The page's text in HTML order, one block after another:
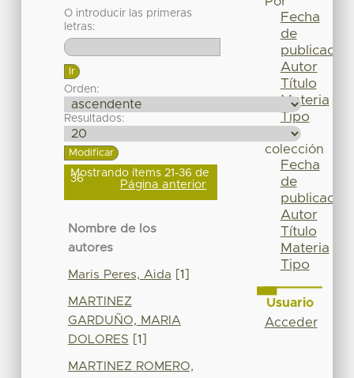
O introducir las primeras
letras:
Orden:
Resultados:
Mostrando ítems 21-36 de
36 Página anterior
Nombre de los
autores
Maris Peres, Aida [1]
MARTINEZ
GARDUÑO, MARIA
DOLORES [1]
MARTINEZ ROMERO,
Fecha
de
publicación
Autor
Título
Materia
Tipo
colección
Fecha
de
publicación
Autor
Título
Materia
Tipo
Usuario
Acceder